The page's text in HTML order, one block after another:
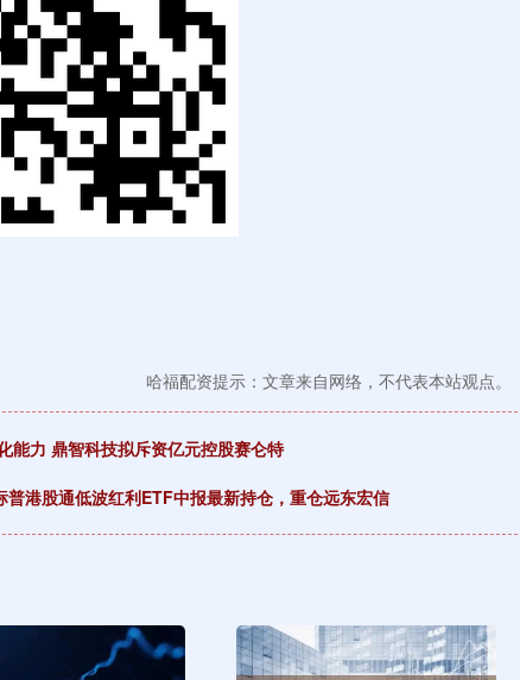
哈福配资提示：文章来自网络，不代表本站观点。
能力 鼎智科技拟斥资亿元控股赛仑特
港股通低波红利ETF中报最新持仓，重仓远东宏信